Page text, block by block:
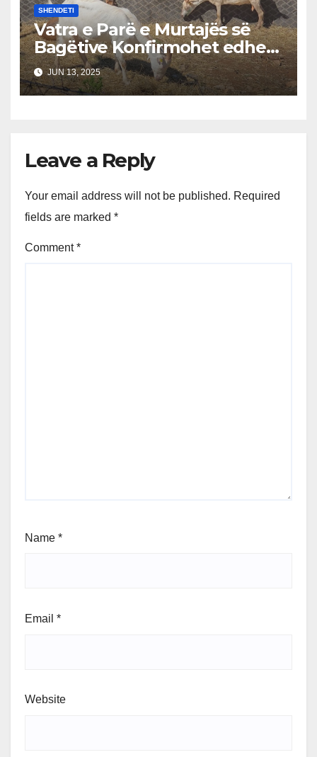
SHENDETI
Vatra e Parë e Murtajës së
Bagëtive Konfirmohet edhe
në Korçë, Alarm në Jug
JUN 13, 2025
Leave a Reply
Your email address will not be published. Required
fields are marked *
Comment*
Name *
Email *
Website